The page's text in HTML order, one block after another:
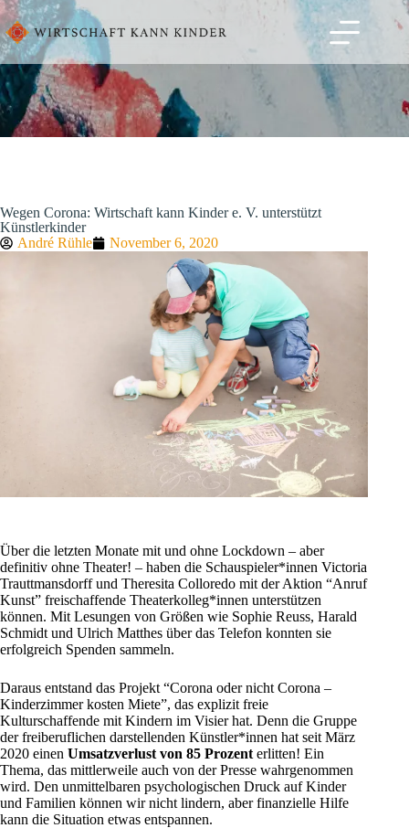
Wegen Corona: Wirtschaft kann Kinder e. V. unterstützt
Künstlerkinder
André Rühle
November 6, 2020
Über die letzten Monate mit und ohne Lockdown – aber
definitiv ohne Theater! – haben die Schauspieler*innen Victoria
Trauttmansdorff und Theresita Colloredo mit der Aktion “Anruf
Kunst” freischaffende Theaterkolleg*innen unterstützen
können. Mit Lesungen von Größen wie Sophie Reuss, Harald
Schmidt und Ulrich Matthes über das Telefon konnten sie
erfolgreich Spenden sammeln.
Daraus entstand das Projekt “Corona oder nicht Corona –
Kinderzimmer kosten Miete”, das explizit freie
Kulturschaffende mit Kindern im Visier hat. Denn die Gruppe
der freiberuflichen darstellenden Künstler*innen hat seit März
2020 einen Umsatzverlust von 85 Prozent erlitten! Ein
Thema, das mittlerweile auch von der Presse wahrgenommen
wird. Den unmittelbaren psychologischen Druck auf Kinder
und Familien können wir nicht lindern, aber finanzielle Hilfe
kann die Situation etwas entspannen.